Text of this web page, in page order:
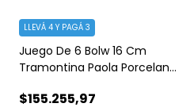
Juego De 6 Bolw 16 Cm
Tramontina Paola Porcelana
$155.255,97
LLEVÁ 4 Y PAGÁ 3